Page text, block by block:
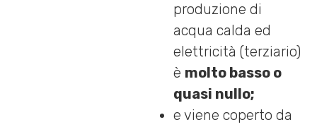
produzione di
acqua calda ed
elettricità (terziario)
è molto basso o
quasi nullo;
e viene coperto da